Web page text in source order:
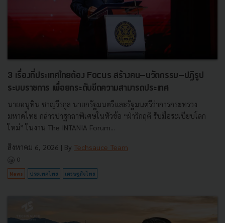
3 เรื่องที่ประเทศไทยต้อง Focus สร้างคน–นวัตกรรม–ปฏิรูป
ระบบราชการ เพื่อยกระดับขีดความสามารถประเทศ
นายอนุทิน ชาญวีรกูล นายกรัฐมนตรีและรัฐมนตรีว่าการกระทรวง
มหาดไทย กล่าวปาฐกถาพิเศษในหัวข้อ “ฝ่าวิกฤติ รับมือระเบียบโลก
ใหม่” ในงาน The INTANIA Forum...
สิงหาคม 6, 2026 | By Techsauce Team
0
News ประเทศไทย เศรษฐกิจไทย